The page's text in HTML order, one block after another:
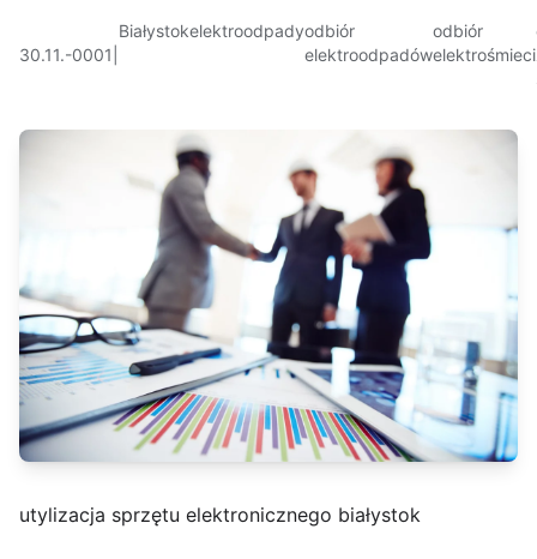
30.11.-0001
Białystokelektroodpadyodbiór
elektroodpadów
odbiór
elektrośmieci
utylizacja sprzętu elektronicznego białystok